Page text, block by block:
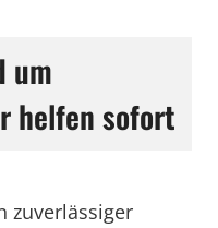
um
helfen sofort
zuverlässiger